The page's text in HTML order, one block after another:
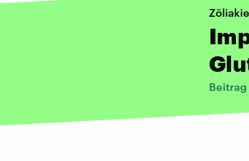
Zöliakie
Beitrag